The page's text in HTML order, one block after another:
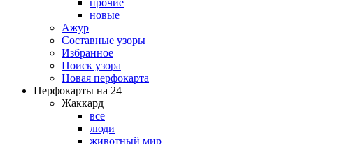
прочие
новые
Ажур
Составные узоры
Избранное
Поиск узора
Новая перфокарта
Перфокарты на 24
Жаккард
все
люди
животный мир